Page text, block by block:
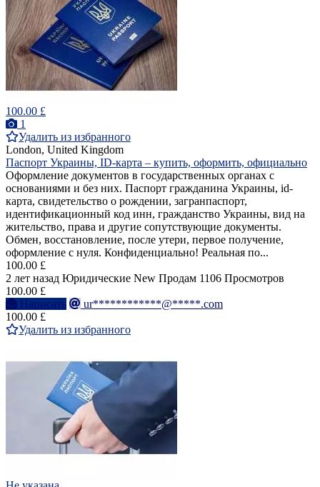
100.00 £
1
Удалить из избранного
London, United Kingdom
Паспорт Украины, ID-карта – купить, оформить, официально
Оформление документов в государственных органах с
основаниями и без них. Паспорт гражданина Украины, id-
карта, свидетельство о рождении, загранпаспорт,
идентификационный код инн, гражданство Украины, вид на
жительство, права и другие сопутствующие документы.
Обмен, восстановление, после утери, первое получение,
оформление с нуля. Конфиденциально! Реальная по...
100.00 £
2 лет назад Юридические New Продам 1106 Просмотров
100.00 £
Написать
ur************@*****.com
100.00 £
Удалить из избранного